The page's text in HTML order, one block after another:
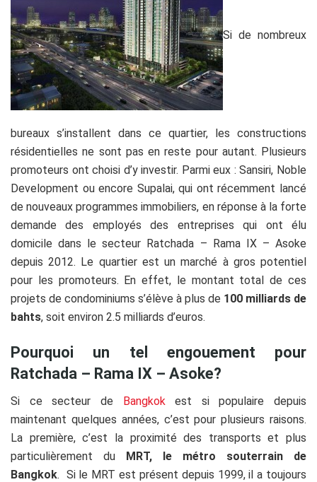
Si de nombreux
bureaux s’installent dans ce quartier, les constructions
résidentielles ne sont pas en reste pour autant. Plusieurs
promoteurs ont choisi d’y investir. Parmi eux : Sansiri, Noble
Development ou encore Supalai, qui ont récemment lancé
de nouveaux programmes immobiliers, en réponse à la forte
demande des employés des entreprises qui ont élu
domicile dans le secteur Ratchada – Rama IX – Asoke
depuis 2012. Le quartier est un marché à gros potentiel
pour les promoteurs. En effet, le montant total de ces
projets de condominiums s’élève à plus de 100 milliards de
bahts, soit environ 2.5 milliards d’euros.
Pourquoi un tel engouement pour
Ratchada – Rama IX – Asoke?
Si ce secteur de Bangkokest si populaire depuis
maintenant quelques années, c’est pour plusieurs raisons.
La première, c’est la proximité des transports et plus
particulièrement du MRT, le métro souterrain de
Bangkok. Si le MRT est présent depuis 1999, il a toujours